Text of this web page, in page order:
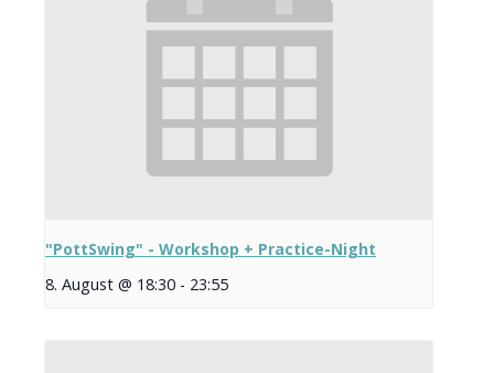
"PottSwing" - Workshop + Practice-Night
8. August @ 18:30 - 23:55